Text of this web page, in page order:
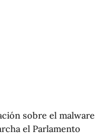
sobre el malware
el Parlamento